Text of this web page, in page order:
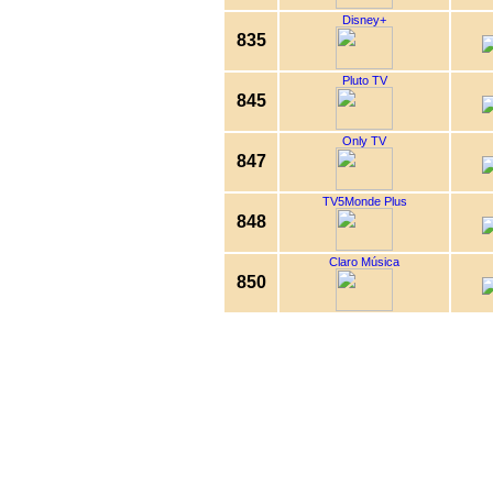
835
Disney+
845
Pluto TV
847
Only TV
848
TV5Monde Plus
850
Claro Música